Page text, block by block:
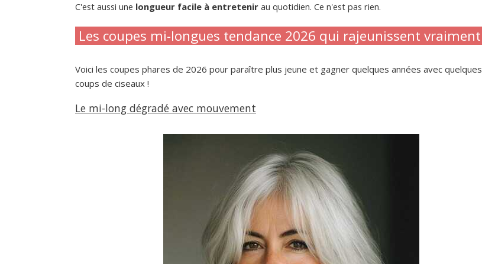
C'est aussi une longueur facile à entretenir au quotidien. Ce n'est pas rien.
Les coupes mi-longues tendance 2026 qui rajeunissent vraiment
Voici les coupes phares de 2026 pour paraître plus jeune et gagner quelques années avec quelques
coups de ciseaux !
Le mi-long dégradé avec mouvement